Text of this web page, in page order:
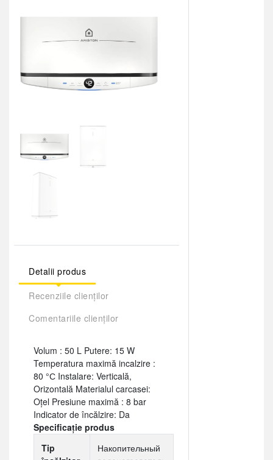
Detalii produs
Recenziile clienților
Comentariile clienților
Volum : 50 L Putere: 15 W
Temperatura maximă incalzire :
80 °С Instalare: Verticală,
Orizontală Materialul carcasei:
Oţel Presiune maximă : 8 bar
Indicator de încălzire: Da
Specificație produs
Tip
Накопительный